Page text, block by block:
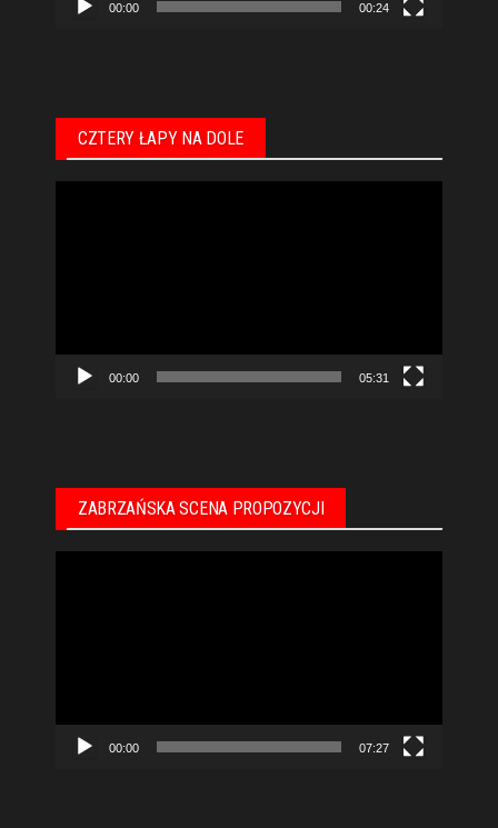
00:00 00:24
CZTERY ŁAPY NA DOLE
00:00 05:31
ZABRZAŃSKA SCENA PROPOZYCJI
00:00 07:27